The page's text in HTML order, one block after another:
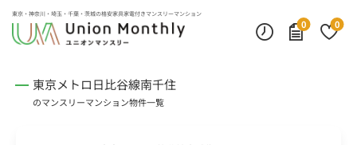
東京・神奈川・埼玉・千葉・茨城の格安家具家電付きマンスリーマンション
0
0
東京メトロ日比谷線南千住
のマンスリーマンション物件一覧